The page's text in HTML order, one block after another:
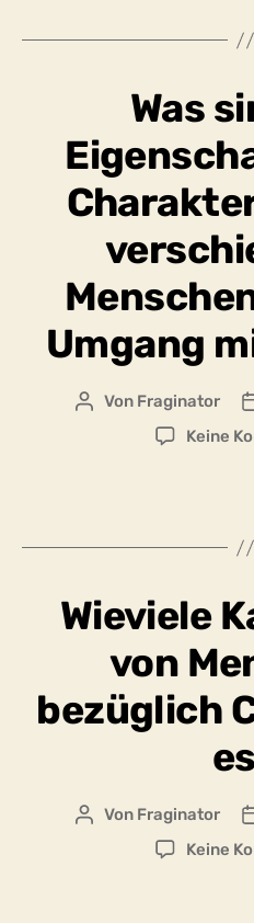
Was
Umgang
Beitragsautor
Von Fraginator
Keine
Wieviele
von
bezüglich
Beitragsautor
Von Fraginator
Keine